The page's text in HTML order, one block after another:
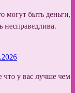
могут быть деньги,
несправедлива.
у вас лучше чем